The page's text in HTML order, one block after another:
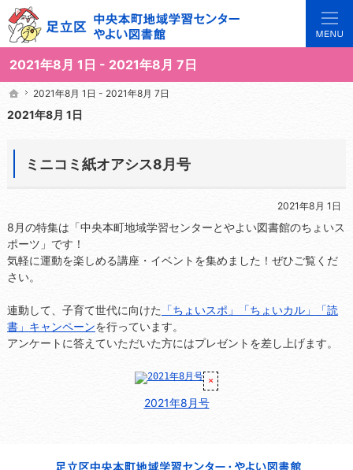
2021年8月 1日 - 2021年8月 7日
3世代で楽しめる地域のひろば。当サイトでは地域の講座や施設をご案内しています。
足立区中央本町地域学習センターや図書館の総合案内サイト
ホーム
2021年8月 1日 - 2021年8月 7日
2021年8月 1日
ミニコミ紙オアシス8月号
2021年8月 1日
8月の特集は「中央本町地域学習センターとやよい図書館のちょいス
ポーツ」です！
気軽に運動を楽しめる講座・イベントを集めました！ぜひご覧くだ
さい。
連動して、子育て世代に向けた 「ちょいスポ」「ちょいカル」「読
書」キャンペーンを行っています。
アンケートに答えていただいた方にはプレゼントを差し上げます。
2021年8月号
ホーム
2021年8月 1日 - 2021年8月 7日